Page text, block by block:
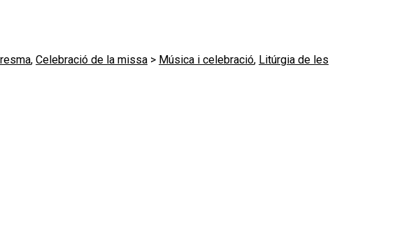
, Celebració de la missa > Música i celebració, Litúrgia de les